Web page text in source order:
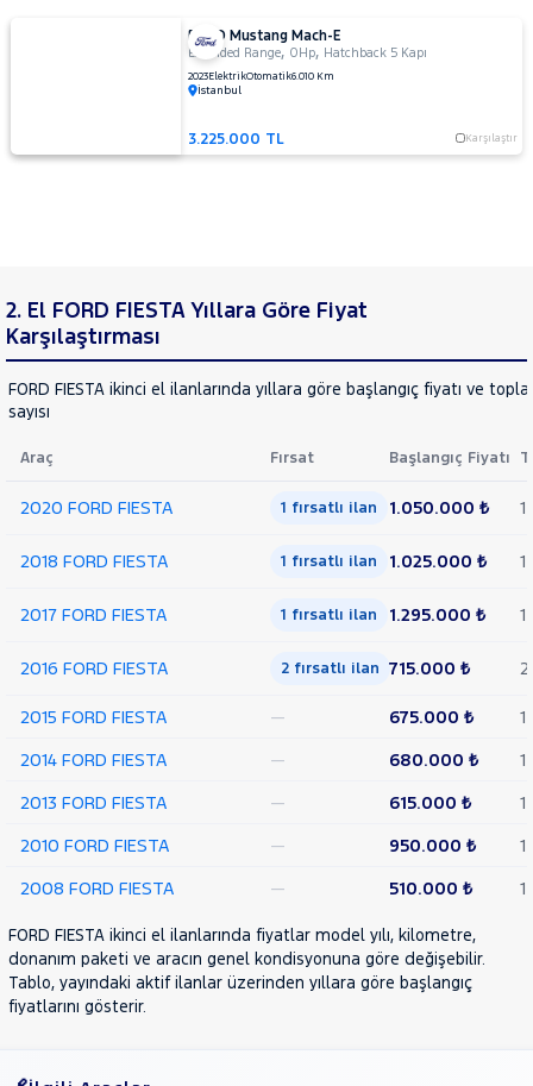
FORD Mustang Mach-E
Extended Range, 0Hp, Hatchback 5 Kapı
2023ElektrikOtomatik6.010 Km
İstanbul
3.225.000 TL Karşılaştır
2. El FORD FIESTA Yıllara Göre Fiyat
Karşılaştırması
FORD FIESTA ikinci el ilanlarında yıllara göre başlangıç fiyatı ve
sayısı
Araç Fırsat Başlangıç Fiyatı
2020 FORD FIESTA 1 fırsatlı ilan 1.050.000 ₺ 1
2018 FORD FIESTA 1 fırsatlı ilan 1.025.000 ₺ 1
2017 FORD FIESTA 1 fırsatlı ilan 1.295.000 ₺ 1
2016 FORD FIESTA 2 fırsatlı ilan 715.000 ₺ 2
2015 FORD FIESTA — 675.000 ₺
1
2014 FORD FIESTA
— 680.000 ₺
1
2013 FORD FIESTA
— 615.000 ₺
1
2010 FORD FIESTA
— 950.000 ₺
1
2008 FORD FIESTA
— 510.000 ₺ 1
FORD FIESTA ikinci el ilanlarında fiyatlar model yılı, kilometre,
donanım paketi ve aracın genel kondisyonuna göre değişebilir.
Tablo, yayındaki aktif ilanlar üzerinden yıllara göre başlangıç
fiyatlarını gösterir.